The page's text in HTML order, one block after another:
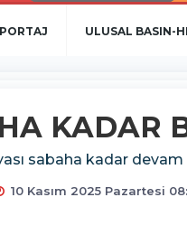
ULUSAL BASIN-
KADAR
sabaha kadar
10 Kasım 2025 Pazartesi